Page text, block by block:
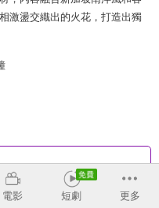
激盪交織出的火花，打造出獨
電影 短劇 更多